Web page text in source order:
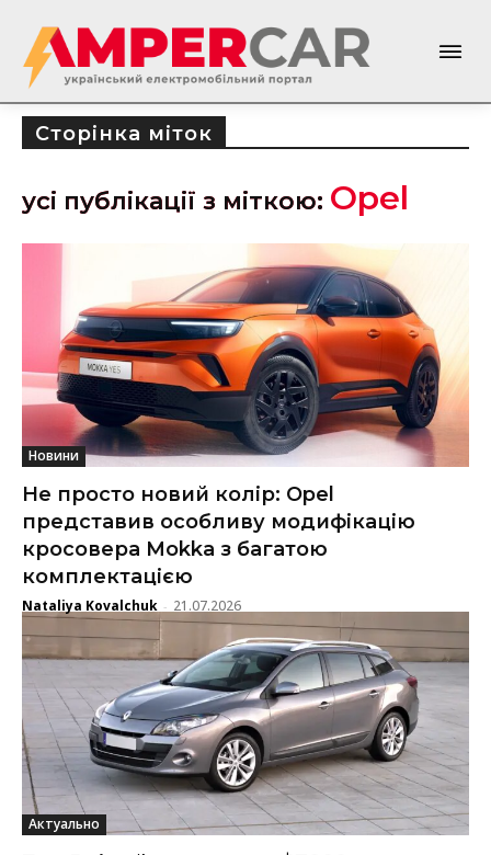
Сторінка міток
усі публікації з міткою: Opel
Новини
Не просто новий колір: Opel
представив особливу модифікацію
кросовера Mokka з багатою
комплектацією
Nataliya Kovalchuk - 21.07.2026
Актуально